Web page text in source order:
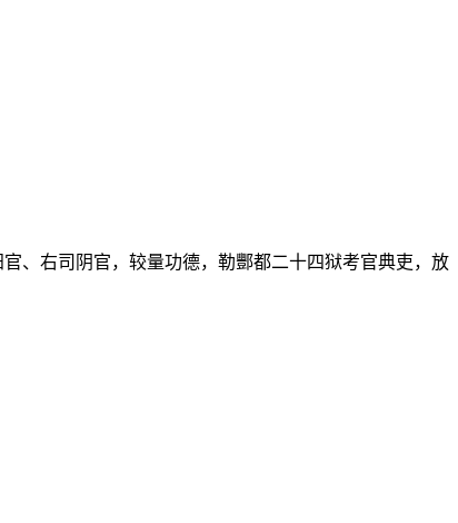
、右司阴官，较量功德，勒酆都二十四狱考官典吏，放